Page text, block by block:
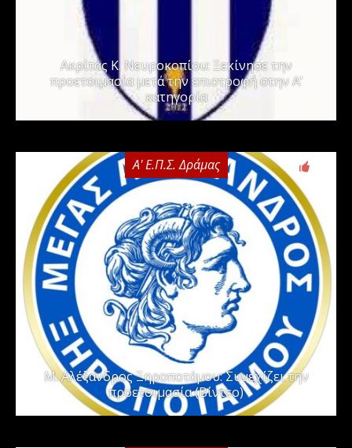
Ακρίτας Κ. Νευροκοπίου: Ξεκίνησε την
προετοιμασία μετά την επιστροφή στην Α’
κατηγορία
Α' Ε.Π.Σ. Δράμας
Μ. Αλέξανδρος Ξηροποτάμου: Συνεχίζει την
προετοιμασία (Βίντεο)